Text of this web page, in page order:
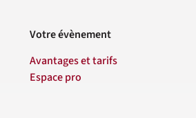
Votre évènement
Avantages et tarifs
Espace pro